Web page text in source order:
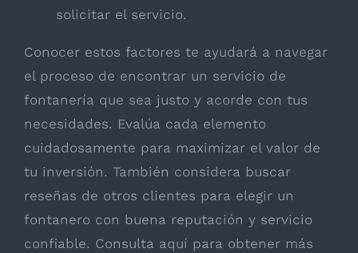
solicitar el servicio.
Conocer estos factores te ayudará a navegar
el proceso de encontrar un servicio de
fontanería que sea justo y acorde con tus
necesidades. Evalúa cada elemento
cuidadosamente para maximizar el valor de
tu inversión. También considera buscar
reseñas de otros clientes para elegir un
fontanero con buena reputación y servicio
confiable. Consulta aquí para obtener más